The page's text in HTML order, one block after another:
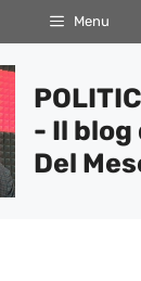
Menu
- Il blog
Del